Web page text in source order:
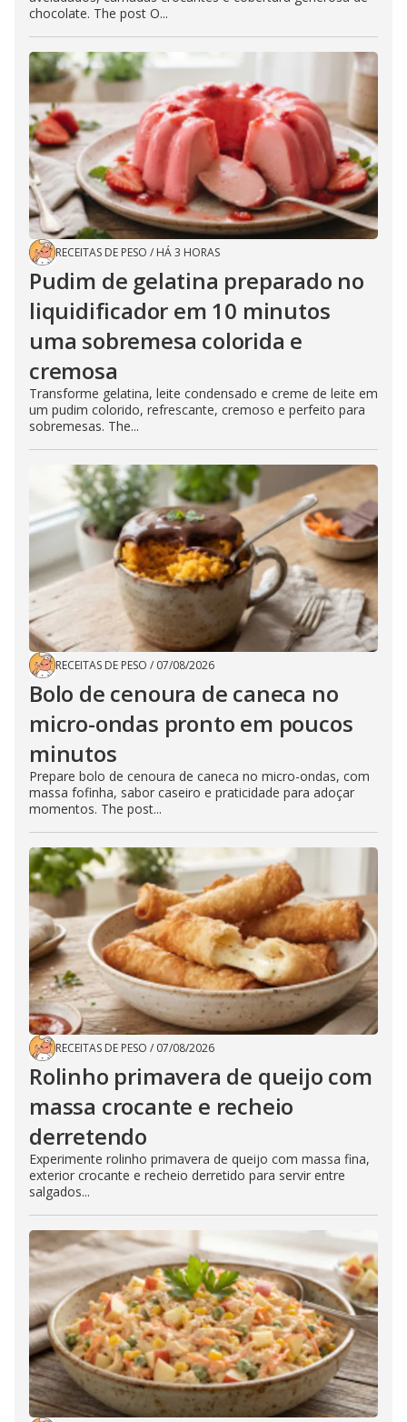
chocolate. The post O...
RECEITAS DE PESO / HÁ 3 HORAS
Pudim de gelatina preparado no
liquidificador em 10 minutos
uma sobremesa colorida e
cremosa
Transforme gelatina, leite condensado e creme de leite em
um pudim colorido, refrescante, cremoso e perfeito para
sobremesas. The...
RECEITAS DE PESO / 07/08/2026
Bolo de cenoura de caneca no
micro-ondas pronto em poucos
minutos
Prepare bolo de cenoura de caneca no micro-ondas, com
massa fofinha, sabor caseiro e praticidade para adoçar
momentos. The post...
RECEITAS DE PESO / 07/08/2026
Rolinho primavera de queijo com
massa crocante e recheio
derretendo
Experimente rolinho primavera de queijo com massa fina,
exterior crocante e recheio derretido para servir entre
salgados...